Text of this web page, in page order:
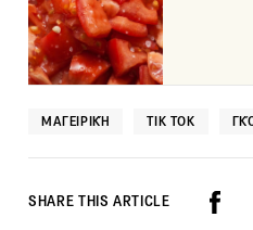
MΑΓΕΙΡΙΚΉ TIK TOK
SHARE THIS ARTICLE